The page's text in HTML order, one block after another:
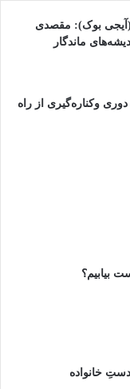
(آیجی بوک): مقصدی
ماندگار
وکناره‌گیری از راه
بیابیم؟
خانواده